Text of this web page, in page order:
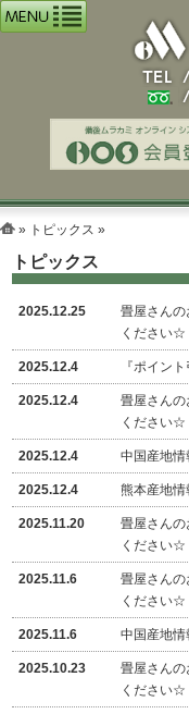
» トピックス »
トピックス
2025.12.25
畳屋さん
ください☆
2025.12.4 『ポイン
2025.12.4
畳屋さん
ください☆
2025.12.4 中国産地情
2025.12.4 熊本産地情
2025.11.20
畳屋さん
ください☆
2025.11.6
畳屋さん
ください☆
2025.11.6 中国産地情
2025.10.23
畳屋さん
ください☆